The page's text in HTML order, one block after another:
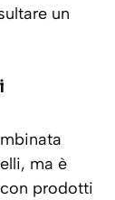
un
ma è
prodotti